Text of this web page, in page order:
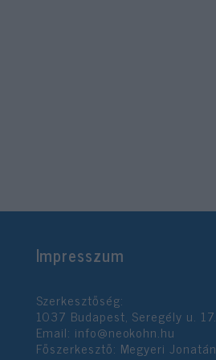
Impresszum
Szerkesztőség:
1037 Budapest, Seregély u. 17.
Email: info@neokohn.hu
Főszerkesztő: Megyeri Jonatán